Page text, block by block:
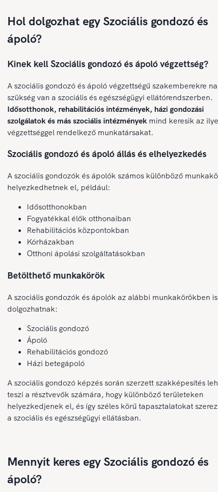
Hol dolgozhat egy Szociális gondozó és
ápoló?
Kinek kell Szociális gondozó és ápoló végzettség?
A szociális gondozó és ápoló végzettségű szakemberekre
szükség van a szociális és egészségügyi ellátórendszerben.
Idősotthonok, rehabilitációs intézmények, házi gondozási
szolgálatok és más szociális intézmények mind keresik az
végzettséggel rendelkező munkatársakat.
Szociális gondozó és ápoló állás és elhelyezkedés
A szociális gondozók és ápolók számos különböző
helyezkedhetnek el, például:
Idősotthonokban
Fogyatékkal élők otthonaiban
Rehabilitációs központokban
Kórházakban
Otthoni ápolási szolgáltatásokban
Betölthető munkakörök
A szociális gondozók és ápolók az alábbi munkakörökben is
dolgozhatnak:
Szociális gondozó
Ápoló
Rehabilitációs gondozó
Házi betegápoló
A szociális gondozó képzés során szerzett szakképesítés
teszi a résztvevők számára, hogy különböző területeken
helyezkedjenek el, és így széles körű tapasztalatokat
a szociális és egészségügyi ellátásban.
Mennyit keres egy Szociális gondozó és
ápoló?